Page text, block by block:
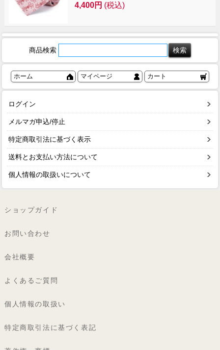
4,400円 (税込)
商品検索
ホーム マイページ カート
ログイン
メルマガ申込/停止
特定商取引法に基づく表示
送料とお支払い方法について
個人情報の取扱いについて
ショップガイド
お問い合わせ
会社概要
よくあるご質問
個人情報の取扱い
特定商取引法に基づく表記